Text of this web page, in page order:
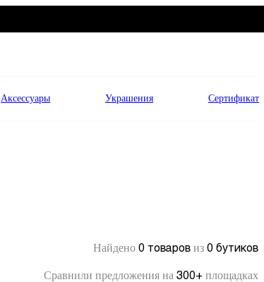
Аксессуары Украшения Сертификат
Найдено 0 товаров из 0 бутиков
Сравнили предложения на 300+ площадках